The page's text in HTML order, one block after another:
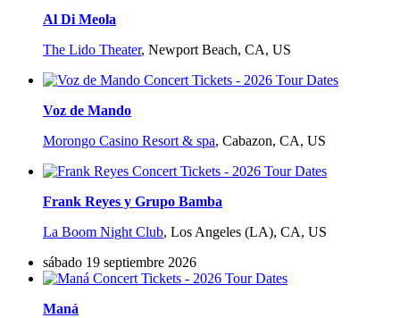
Al Di Meola
The Lido Theater, Newport Beach, CA, US
Voz de Mando
Morongo Casino Resort & spa, Cabazon, CA, US
Frank Reyes y Grupo Bamba
La Boom Night Club, Los Angeles (LA), CA, US
sábado 19 septiembre 2026
Maná